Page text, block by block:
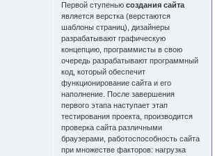
Первой ступенью создания сайта
является верстка (верстаются
шаблоны страниц), дизайнеры
разрабатывают графическую
концепцию, программисты в свою
очередь разрабатывают программный
код, который обеспечит
функционирование сайта и его
наполнение. После завершения
первого этапа наступает этап
тестирования проекта, производится
проверка сайта различными
браузерами, работоспособность сайта
при множестве факторов: нагрузка